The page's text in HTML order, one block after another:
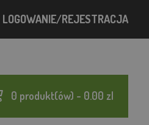
LOGOWANIE/REJESTRACJA
0 produkt(ów) - 0.00 zl